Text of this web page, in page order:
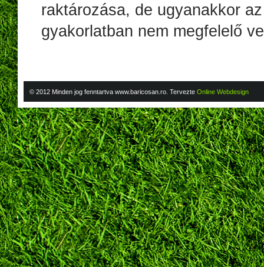
raktározása, de ugyanakkor
gyakorlatban nem megfelelő
© 2012 Minden jog fenntartva www.baricosan.ro. Tervezte Online Webdesign